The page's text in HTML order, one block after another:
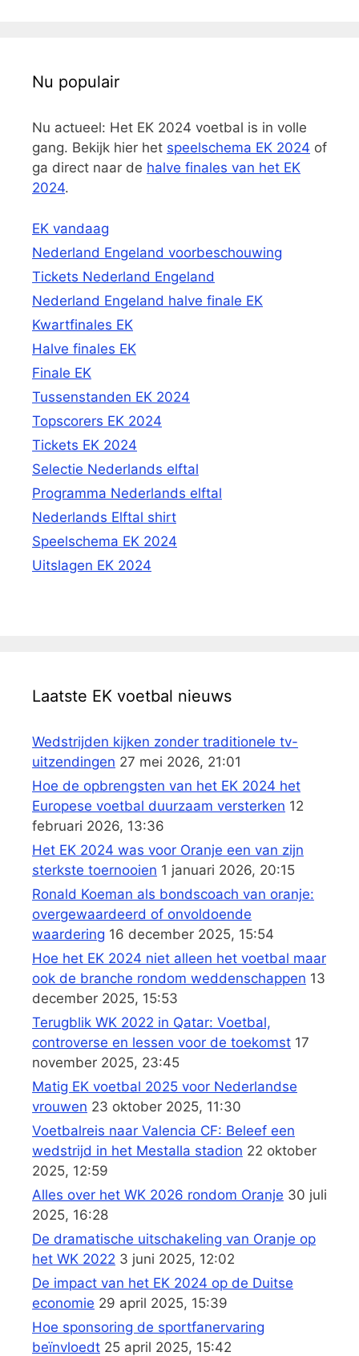
Nu populair
Nu actueel: Het EK 2024 voetbal is in volle
gang. Bekijk hier het speelschema EK 2024 of
ga direct naar de halve finales van het EK
2024.
EK vandaag
Nederland Engeland voorbeschouwing
Tickets Nederland Engeland
Nederland Engeland halve finale EK
Kwartfinales EK
Halve finales EK
Finale EK
Tussenstanden EK 2024
Topscorers EK 2024
Tickets EK 2024
Selectie Nederlands elftal
Programma Nederlands elftal
Nederlands Elftal shirt
Speelschema EK 2024
Uitslagen EK 2024
Laatste EK voetbal nieuws
Wedstrijden kijken zonder traditionele tv-
uitzendingen 27 mei 2026, 21:01
Hoe de opbrengsten van het EK 2024 het
Europese voetbal duurzaam versterken 12
februari 2026, 13:36
Het EK 2024 was voor Oranje een van zijn
sterkste toernooien 1 januari 2026, 20:15
Ronald Koeman als bondscoach van oranje:
overgewaardeerd of onvoldoende
waardering 16 december 2025, 15:54
Hoe het EK 2024 niet alleen het voetbal maar
ook de branche rondom weddenschappen 13
december 2025, 15:53
Terugblik WK 2022 in Qatar: Voetbal,
controverse en lessen voor de toekomst 17
november 2025, 23:45
Matig EK voetbal 2025 voor Nederlandse
vrouwen 23 oktober 2025, 11:30
Voetbalreis naar Valencia CF: Beleef een
wedstrijd in het Mestalla stadion 22 oktober
2025, 12:59
Alles over het WK 2026 rondom Oranje 30 juli
2025, 16:28
De dramatische uitschakeling van Oranje op
het WK 2022 3 juni 2025, 12:02
De impact van het EK 2024 op de Duitse
economie 29 april 2025, 15:39
Hoe sponsoring de sportfanervaring
beïnvloedt 25 april 2025, 15:42